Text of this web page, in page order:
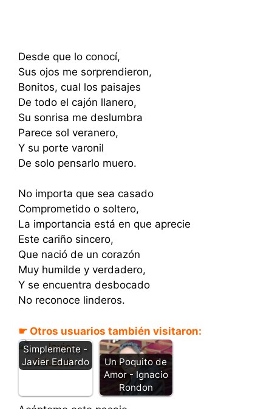
Desde que lo conocí,
Sus ojos me sorprendieron,
Bonitos, cual los paisajes
De todo el cajón llanero,
Su sonrisa me deslumbra
Parece sol veranero,
Y su porte varonil
De solo pensarlo muero.
No importa que sea casado
Comprometido o soltero,
La importancia está en que aprecie
Este cariño sincero,
Que nació de un corazón
Muy humilde y verdadero,
Y se encuentra desbocado
No reconoce linderos.
☛ Otros usuarios también visitaron:
Simplemente -
Javier Eduardo
Un Poquito de
Amor - Ignacio
Rondon